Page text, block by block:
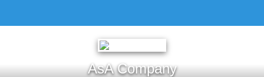
AsA Company